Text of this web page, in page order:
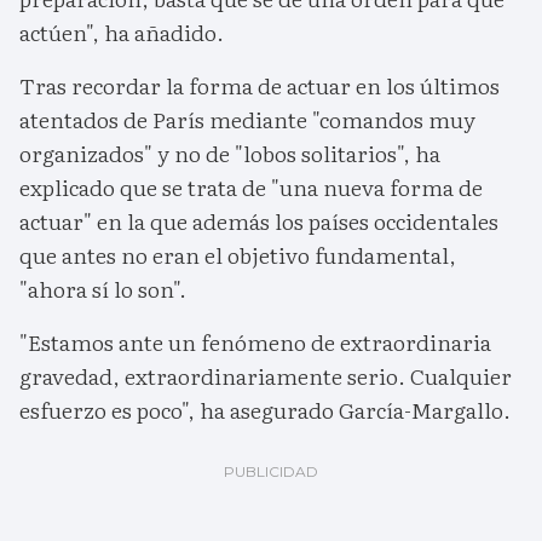
actúen", ha añadido.
Tras recordar la forma de actuar en los últimos
atentados de París mediante "comandos muy
organizados" y no de "lobos solitarios", ha
explicado que se trata de "una nueva forma de
actuar" en la que además los países occidentales
que antes no eran el objetivo fundamental,
"ahora sí lo son".
"Estamos ante un fenómeno de extraordinaria
gravedad, extraordinariamente serio. Cualquier
esfuerzo es poco", ha asegurado García-Margallo.